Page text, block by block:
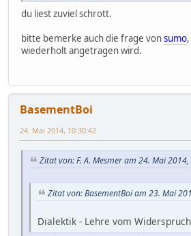
du liest zuviel schrott.
bitte bemerke auch die frage vonsumo
wiederholt angetragen wird.
BasementBoi
24. Mai 2014, 10:30:42
Zitat von: F. A. Mesmer am 24. Mai
Zitat von: BasementBoi am 23. Mai
Dialektik - Lehre vom Widerspruch